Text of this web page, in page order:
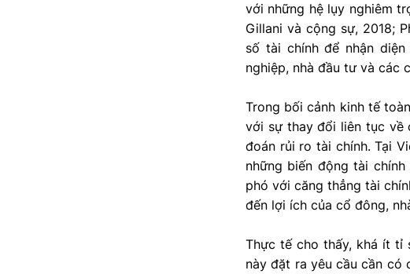
với những hệ lụy nghiêm
Gillani và cộng sự, 2018;
số tài chính để nhận
nghiệp, nhà đầu tư và các
Trong bối cảnh kinh tế
với sự thay đổi liên tục về
đoán rủi ro tài chính. Tại
những biến động tài
phó với căng thẳng tài
đến lợi ích của cổ đông,
Thực tế cho thấy, khá ít tỉ
này đặt ra yêu cầu cần có